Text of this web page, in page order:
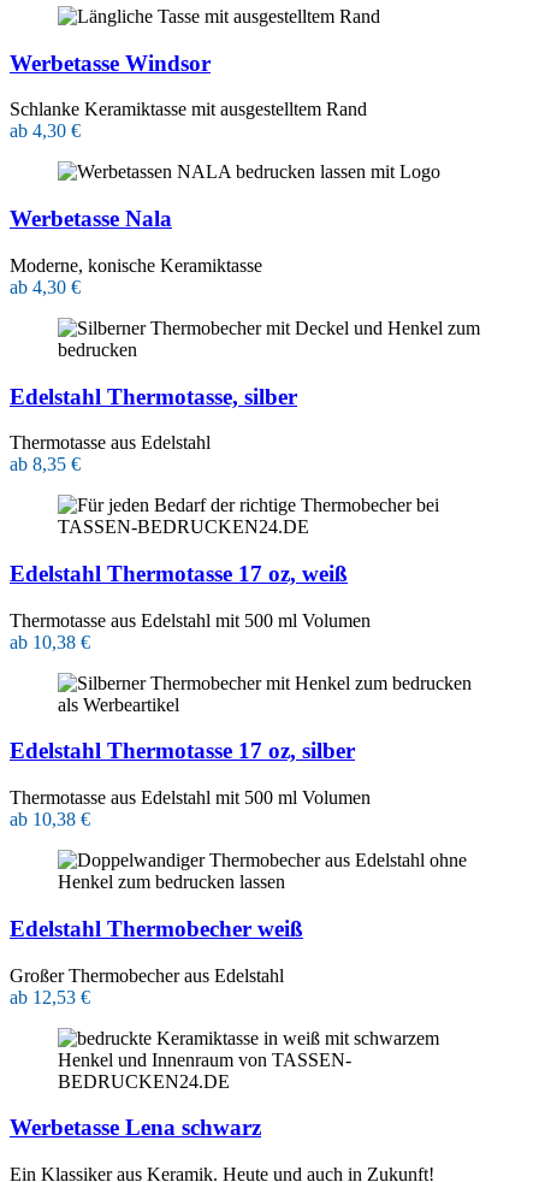
Werbetasse Windsor
Schlanke Keramiktasse mit ausgestelltem Rand
ab 4,30 €
Werbetasse Nala
Moderne, konische Keramiktasse
ab 4,30 €
Edelstahl Thermotasse, silber
Thermotasse aus Edelstahl
ab 8,35 €
Edelstahl Thermotasse 17 oz, weiß
Thermotasse aus Edelstahl mit 500 ml Volumen
ab 10,38 €
Edelstahl Thermotasse 17 oz, silber
Thermotasse aus Edelstahl mit 500 ml Volumen
ab 10,38 €
Edelstahl Thermobecher weiß
Großer Thermobecher aus Edelstahl
ab 12,53 €
Werbetasse Lena schwarz
Ein Klassiker aus Keramik. Heute und auch in Zukunft!